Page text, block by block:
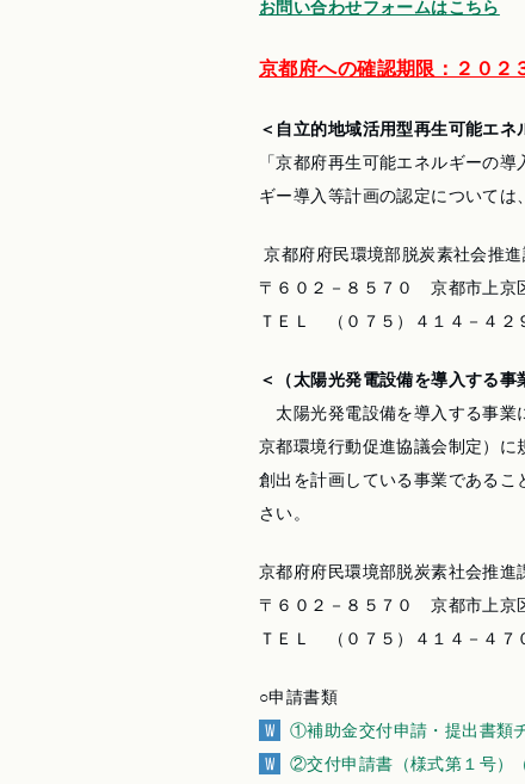
お問い合わせフォームはこちら
京都府への確認期限：２０２
＜自立的地域活用型再生可能エ
「京都府再生可能エネルギーの
ギー導入等計画の認定については
京都府府民環境部脱炭素社会推
〒６０２－８５７０ 京都市上京
ＴＥＬ （０７５）４１４－４２
＜（太陽光発電設備を導入する
太陽光発電設備を導入する事業
京都環境行動促進協議会制定）
創出を計画している事業である
さい。
京都府府民環境部脱炭素社会推進
〒６０２－８５７０ 京都市上京
ＴＥＬ （０７５）４１４－４７
○申請書類
①補助金交付申請・提出書類
②交付申請書（様式第１号）